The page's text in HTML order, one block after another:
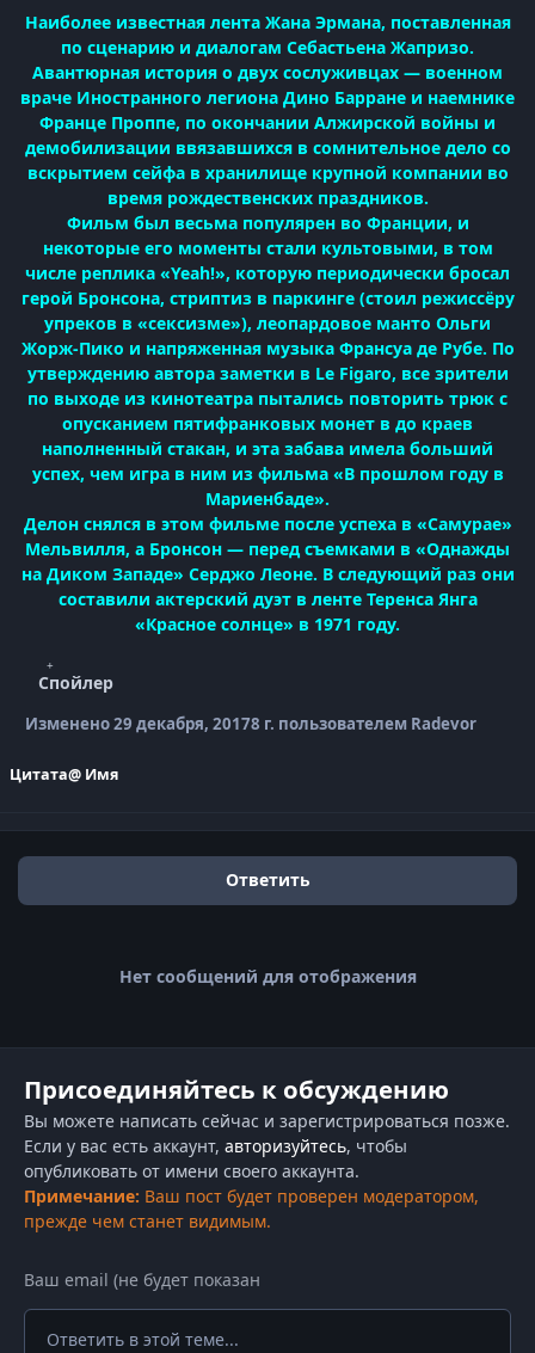
Наиболее известная лента Жана Эрмана, поставленная
по сценарию и диалогам Себастьена Жапризо.
Авантюрная история о двух сослуживцах — военном
враче Иностранного легиона Дино Барране и наемнике
Франце Проппе, по окончании Алжирской войны и
демобилизации ввязавшихся в сомнительное дело со
вскрытием сейфа в хранилище крупной компании во
время рождественских праздников.
Фильм был весьма популярен во Франции, и
некоторые его моменты стали культовыми, в том
числе реплика «Yeah!», которую периодически бросал
герой Бронсона, стриптиз в паркинге (стоил режиссёру
упреков в «сексизме»), леопардовое манто Ольги
Жорж-Пико и напряженная музыка Франсуа де Рубе. По
утверждению автора заметки в Le Figaro, все зрители
по выходе из кинотеатра пытались повторить трюк с
опусканием пятифранковых монет в до краев
наполненный стакан, и эта забава имела больший
успех, чем игра в ним из фильма «В прошлом году в
Мариенбаде».
Делон снялся в этом фильме после успеха в «Самурае»
Мельвилля, а Бронсон — перед съемками в «Однажды
на Диком Западе» Серджо Леоне. В следующий раз они
составили актерский дуэт в ленте Теренса Янга
«Красное солнце» в 1971 году.
Спойлер
Изменено29 декабря, 20178 г. пользователем Radevor
Цитата@ Имя
Ответить
Нет сообщений для отображения
Присоединяйтесь к обсуждению
Вы можете написать сейчас и зарегистрироваться позже.
Если у вас есть аккаунт, авторизуйтесь, чтобы
опубликовать от имени своего аккаунта.
Примечание: Ваш пост будет проверен модератором,
прежде чем станет видимым.
Ответить в этой теме...